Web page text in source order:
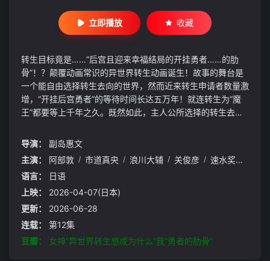
立即播放 收藏
转生目标竟是……“后宫且迎来幸福结局的开挂勇者……的肋
骨”！？颠覆动画常识的异世界转生动画诞生！故事的舞台是
一个能自由选择转生去向的世界，然而近来转生申请者数量激
增，“开挂后宫勇者”的等待时间长达五万年！就连转生为“魔
王”都要等上千年之久。既然如此，主人公所选择的转生去向
导演：
副岛惠文
主演：
阿部敦 / 市道真央 / 浪川大辅 / 关俊彦 / 速水奖
语言：
日语
上映：
2026-04-07(日本)
更新：
2026-06-28
连载：
第12集
豆瓣：
女神“异世界转生想成为什么”我“勇者的肋骨”